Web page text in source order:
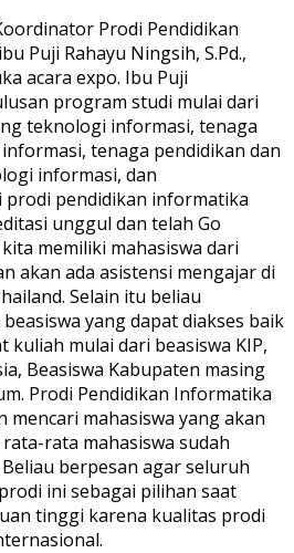
Prodi Pendidikan
Puji Rahayu Ningsih, S.Pd.,
acara expo. Ibu Puji
program studi mulai dari
teknologi informasi, tenaga
tenaga pendidikan dan
informasi, dan
prodi pendidikan informatika
unggul dan telah Go
memiliki mahasiswa dari
akan ada asistensi mengajar di
Selain itu beliau
yang dapat diakses baik
kuliah mulai dari beasiswa KIP,
Beasiswa Kabupaten masing
Prodi Pendidikan Informatika
mencari mahasiswa yang akan
rata mahasiswa sudah
berpesan agar seluruh
ini sebagai pilihan saat
tinggi karena kualitas prodi